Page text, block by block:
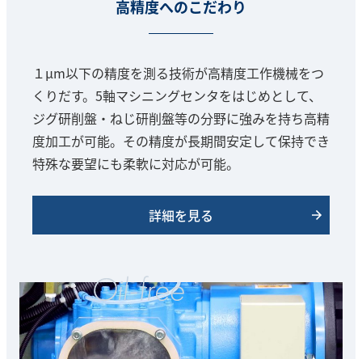
高精度へのこだわり
１μm以下の精度を測る技術が高精度工作機械をつ
くりだす。5軸マシニングセンタをはじめとして、
ジグ研削盤・ねじ研削盤等の分野に強みを持ち高精
度加工が可能。その精度が長期間安定して保持でき
特殊な要望にも柔軟に対応が可能。
詳細を見る